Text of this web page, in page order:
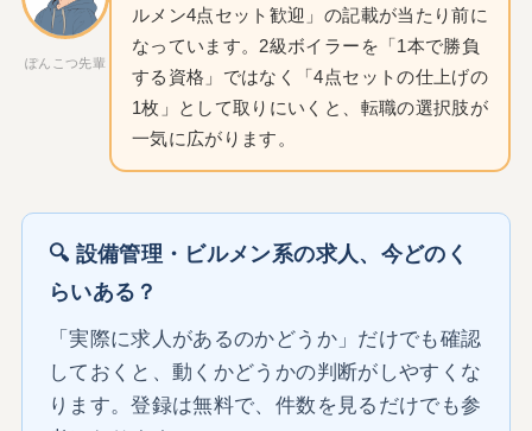
ぽんこつ先輩
ルメン4点セット歓迎」の記載が当たり前に
なっています。2級ボイラーを「1本で勝負
する資格」ではなく「4点セットの仕上げの
1枚」として取りにいくと、転職の選択肢が
一気に広がります。
🔍 設備管理・ビルメン系の求人、今どのく
らいある？
「実際に求人があるのかどうか」だけでも確認
しておくと、動くかどうかの判断がしやすくな
ります。登録は無料で、件数を見るだけでも参